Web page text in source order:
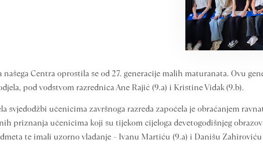
našega Centra oprostila se od 27. generacije malih maturanata. Ovu
pod vodstvom razrednica Ane Rajić (9.a) i Kristine Vidak (9.b).
svjedodžbi učenicima završnoga razreda započela je obraćanjem
priznanja učenicima koji su tijekom cijeloga devetogodišnjeg
te imali uzorno vladanje – Ivanu Martiću (9.a) i Danišu Zahiroviću